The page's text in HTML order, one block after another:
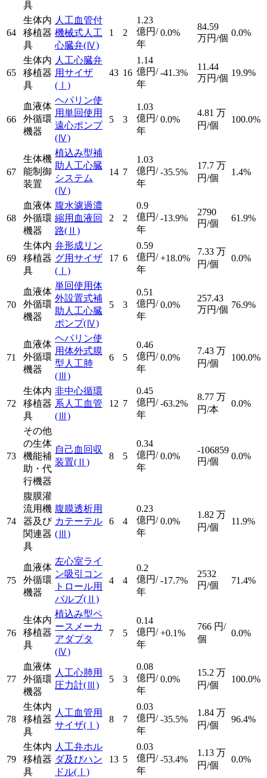
具
64
生体内
移植器
具
人工血管付
機械式人工
心臓弁(Ⅳ)
1 2
1.23
億円/
年
0.0%
84.59
万円/個
0.0%
65
生体内
移植器
具
人工心臓弁
用サイザ
(Ⅰ)
43 16
1.14
億円/
年
-41.3%
11.44
万円/個
19.9%
66
血液体
外循環
機器
ヘパリン使
用単回使用
遠心ポンプ
(Ⅳ)
5 3
1.03
億円/
年
0.0%
4.81 万
円/個
100.0%
67
生体機
能制御
装置
植込み型補
助人工心臓
システム
(Ⅳ)
14 7
1.03
億円/
年
-35.5%
17.7 万
円/個
1.4%
68
血液体
外循環
機器
腹水濾過濃
縮用血液回
路(Ⅱ)
2 2
0.9
億円/
年
-13.9%
2790
円/個
61.9%
69
生体内
移植器
具
弁形成リン
グ用サイザ
(Ⅰ)
17 6
0.59
億円/
年
+18.0%
7.33 万
円/個
0.0%
70
血液体
外循環
機器
単回使用体
外設置式補
助人工心臓
ポンプ(Ⅳ)
5 3
0.51
億円/
年
0.0%
257.43
万円/個 76.9%
71
血液体
外循環
機器
ヘパリン使
用体外式膜
型人工肺
(Ⅲ)
6 5
0.46
億円/
年
0.0%
7.43 万
円/個
100.0%
72
生体内
移植器
具
非中心循環
系人工血管
(Ⅲ)
12 7
0.45
億円/
年
-63.2%
8.77 万
円/本
0.0%
73
その他
の生体
機能補
助・代
行機器
自己血回収
装置(Ⅱ)
8 5
0.34
億円/
年
0.0%
-106859
円/個
0.0%
74
腹膜灌
流用機
器及び
関連器
具
腹膜透析用
カテーテル
(Ⅲ)
6 4
0.23
億円/
年
0.0%
1.82 万
円/個
11.9%
75
血液体
外循環
機器
左心室ライ
ン吸引コン
トロール用
バルブ(Ⅱ)
4 4
0.2
億円/
年
-17.7%
2532
円/個
71.4%
76
生体内
移植器
具
植込み型ペ
ースメーカ
アダプタ
(Ⅳ)
7 5
0.14
億円/
年
+0.1%
766 円/
個
0.0%
77
血液体
外循環
機器
人工心肺用
圧力計(Ⅲ)
5 3
0.08
億円/
年
0.0%
15.2 万
円/個
100.0%
78
生体内
移植器
具
人工血管用
サイザ(Ⅰ)
8 7
0.03
億円/
年
-35.5%
1.84 万
円/個
96.4%
79
生体内
移植器
具
人工弁ホル
ダ及びハン
ドル(Ⅰ)
13 5
0.03
億円/
年
-53.4%
1.13 万
円/個
0.0%